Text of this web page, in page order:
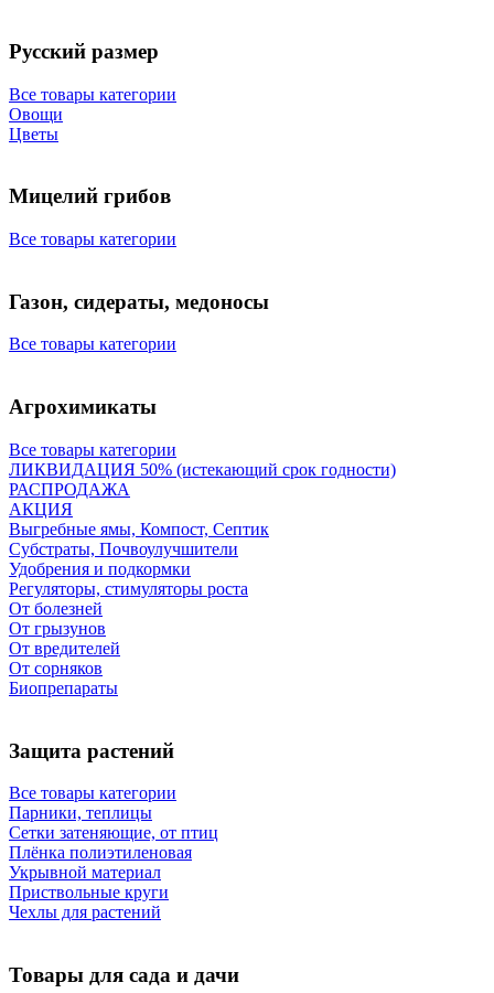
Русский размер
Все товары категории
Овощи
Цветы
Мицелий грибов
Все товары категории
Газон, сидераты, медоносы
Все товары категории
Агрохимикаты
Все товары категории
ЛИКВИДАЦИЯ 50% (истекающий срок годности)
РАСПРОДАЖА
АКЦИЯ
Выгребные ямы, Компост, Септик
Субстраты, Почвоулучшители
Удобрения и подкормки
Регуляторы, стимуляторы роста
От болезней
От грызунов
От вредителей
От сорняков
Биопрепараты
Защита растений
Все товары категории
Парники, теплицы
Сетки затеняющие, от птиц
Плёнка полиэтиленовая
Укрывной материал
Приствольные круги
Чехлы для растений
Товары для сада и дачи